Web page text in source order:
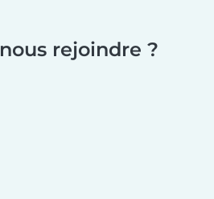
rejoindre ?